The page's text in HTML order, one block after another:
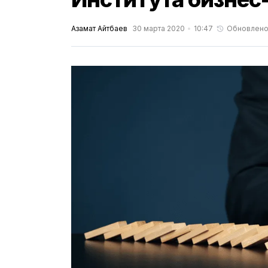
Азамат Айтбаев 30 марта 2020 10:47 Обновлено